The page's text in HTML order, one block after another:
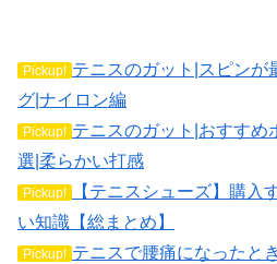
Pickup! テニスのガット|スピンが
グ|ナイロン編
Pickup! テニスのガット|おすすめ
選|柔らかい打感
Pickup!
【テニスシューズ】購入
い知識【総まとめ】
Pickup! テニスで腰痛になったと